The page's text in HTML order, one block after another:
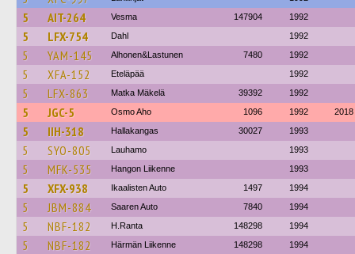
5 AIT-264 Vesma 147904 1992
5 LFX-754 Dahl 1992
5 YAM-145 Alhonen&Lastunen 7480 1992
5 XFA-152 Eteläpää 1992
5 LFX-863 Matka Mäkelä 39392 1992
5 JGC-5 Osmo Aho 1096 1992 2018
5 IIH-318 Hallakangas 30027 1993
5 SYO-805 Lauhamo 1993
5 MFK-535 Hangon Liikenne 1993
5 XFX-938 Ikaalisten Auto 1497 1994
5 JBM-884 Saaren Auto 7840 1994
5 NBF-182 H.Ranta 148298 1994
5 NBF-182 Härmän Liikenne 148298 1994